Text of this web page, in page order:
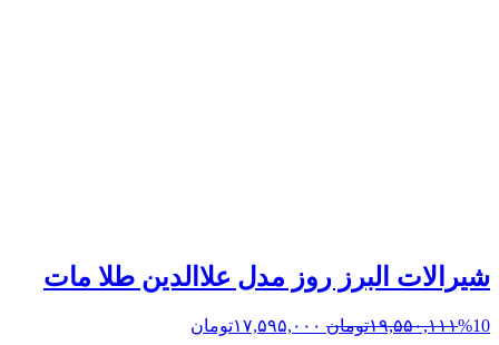
شیرالات البرز روز مدل علاالدین طلا مات
%10۱۹,۵۵۰,۱۱۱تومان ۱۷,۵۹۵,۰۰۰تومان